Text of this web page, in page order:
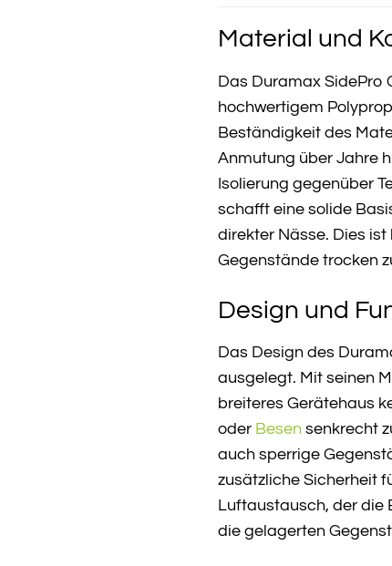
Material und
Das Duramax SidePro
hochwertigem
Beständigkeit des
Anmutung über Jahre
Isolierung gegenüber
schafft eine solide
direkter Nässe. Dies
Gegenstände trocken
Design und
Das Design des
ausgelegt. Mit seinen
breiteres Gerätehaus
oder Besen senkrecht
auch sperrige
zusätzliche Sicherheit
Luftaustausch, der die
die gelagerten